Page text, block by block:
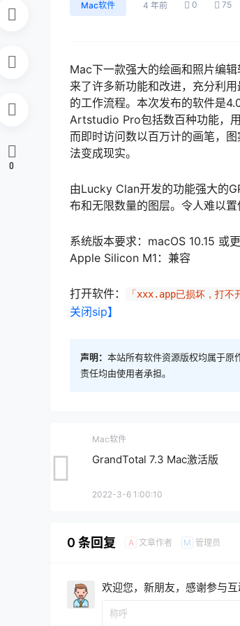
Mac软件 4 年前 0 75
Mac下一款强大的绘画和照片编
来了许多新功能和改进，充分利
的工作流程。本次发布的软件是
Artstudio Pro包括数百种功能，
而即时访问数以百万计的画笔，
法变成现实。
由Lucky Clan开发的功能强大的
布和无限数量的图层。令人难以
系统版本要求：macOS 10.15 或更
Apple Silicon M1：兼容
打开软件： 「xxx.app已损坏，打不
关闭sip】
声明： 本站所有软件资源版权均属于原
责任均由使用者承担。
0
Mac软件
GrandTotal 7.3 Mac激活版
2022-3-6 1:00:10
0 条回复 A 文章作者 M 管理员
欢迎您，新朋友，感谢参与互